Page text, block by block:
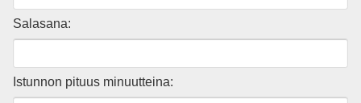
Salasana:
Istunnon pituus minuutteina: